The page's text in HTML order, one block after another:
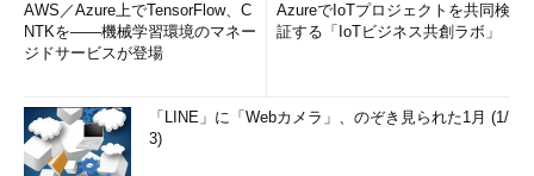
AWS／Azure上でTensorFlow、C
NTKを――機械学習環境のマネー
ジドサービスが登場
AzureでIoTプロジェクトを共同検
証する「IoTビジネス共創ラボ」
「LINE」に「Webカメラ」、のぞき見られた1月 (1/
3)